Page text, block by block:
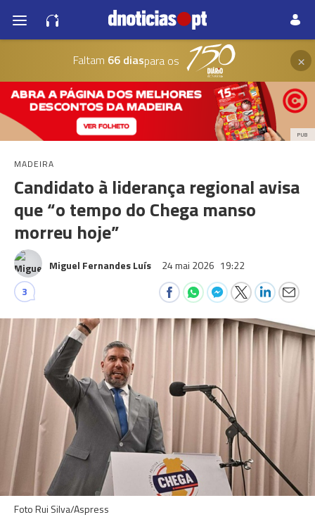
Faltam 66 diaspara os ×
PUB
MADEIRA
Candidato à liderança regional avisa
que “o tempo do Chega manso
morreu hoje”
Miguel Fernandes Luís 24 mai 2026 19:22
3
Foto Rui Silva/Aspress